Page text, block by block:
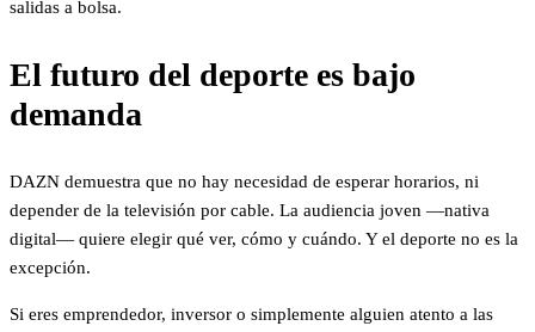
salidas a bolsa.
El futuro del deporte es bajo
demanda
DAZN demuestra que no hay necesidad de esperar horarios, ni
depender de la televisión por cable. La audiencia joven —nativa
digital— quiere elegir qué ver, cómo y cuándo. Y el deporte no es la
excepción.
Si eres emprendedor, inversor o simplemente alguien atento a las